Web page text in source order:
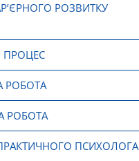
РОЗВИТКУ
ПРОЦЕС
РОБОТА
РОБОТА
ПСИХОЛОГА